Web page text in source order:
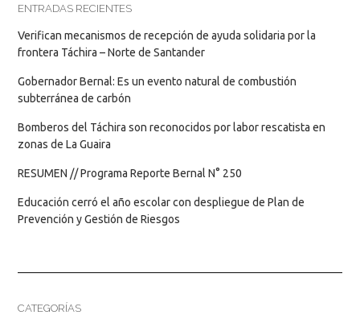
ENTRADAS RECIENTES
Verifican mecanismos de recepción de ayuda solidaria por la
frontera Táchira – Norte de Santander
Gobernador Bernal: Es un evento natural de combustión
subterránea de carbón
Bomberos del Táchira son reconocidos por labor rescatista en
zonas de La Guaira
RESUMEN // Programa Reporte Bernal N° 250
Educación cerró el año escolar con despliegue de Plan de
Prevención y Gestión de Riesgos
CATEGORÍAS